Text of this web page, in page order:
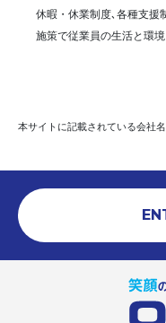
休暇・休業制度､各種支援
施策で従業員の生活と環
本サイトに記載されている会社